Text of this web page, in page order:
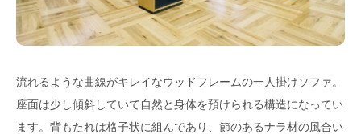
流れるような曲線がキレイなウッドフレームの一人掛けソファ。
座面は少し傾斜していて自然と身体を預けられる構造になってい
ます。背もたれは格子状に組んであり、節のあるナラ材の風合い